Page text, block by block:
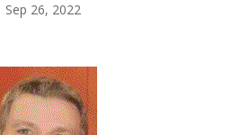
Sep 26, 2022